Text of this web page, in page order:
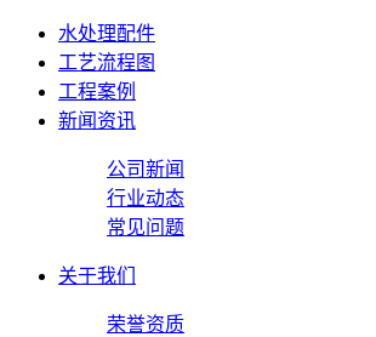
水处理配件
工艺流程图
工程案例
新闻资讯
公司新闻
行业动态
常见问题
关于我们
荣誉资质